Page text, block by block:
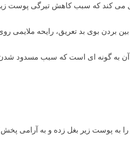
می کند که سبب کاهش تیرگی پوست
بین بردن بوی بد تعریق، رایحه
آن به گونه ای است که سبب مسدود
به پوست زیر بغل زده و به آرامی پخش